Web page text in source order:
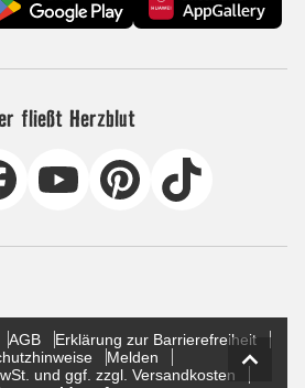
fließt Herzblut
AGB
Erklärung zur Barrierefreiheit
Melden
und ggf. zzgl. Versandkosten